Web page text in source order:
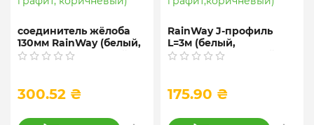
соединитель жёлоба
130мм RainWay (белый,
графит, коричневый)
300.52 ₴
RainWay J-профиль
L=3м (белый,
графит,коричневый)
175.90 ₴